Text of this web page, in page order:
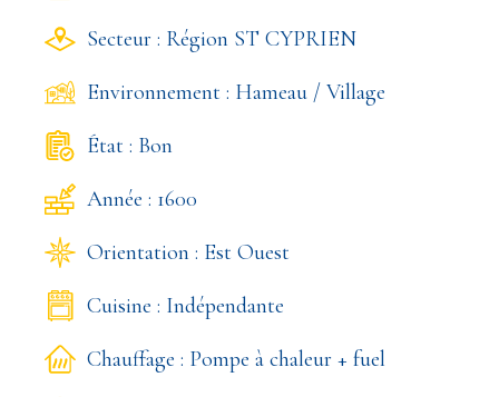
Secteur : Région ST CYPRIEN
Environnement : Hameau / Village
État : Bon
Année : 1600
Orientation : Est Ouest
Cuisine : Indépendante
Chauffage : Pompe à chaleur + fuel